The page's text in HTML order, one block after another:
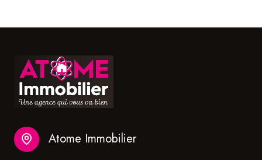
Atome Immobilier